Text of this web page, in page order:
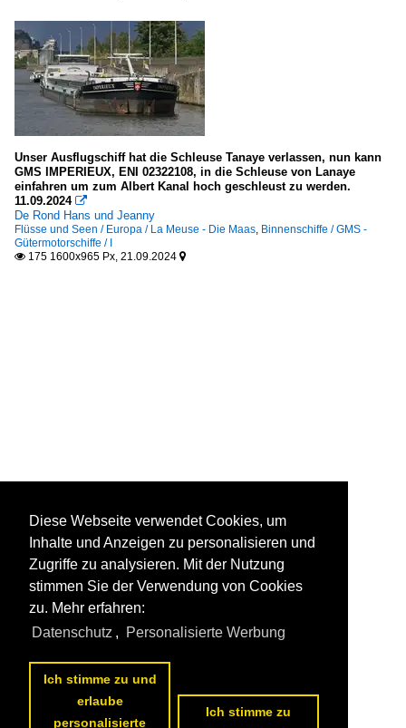
Unser Ausflugschiff hat die Schleuse Tanaye verlassen, nun kann
GMS IMPERIEUX, ENI 02322108, in die Schleuse von Lanaye
einfahren um zum Albert Kanal hoch geschleust zu werden.
11.09.2024 
De Rond Hans und Jeanny
Flüsse und Seen / Europa / La Meuse - Die Maas, Binnenschiffe / GMS -
Gütermotorschiffe / I
 175 1600x965 Px, 21.09.2024 
Diese Webseite verwendet Cookies, um
Inhalte und Anzeigen zu personalisieren und
Zugriffe zu analysieren. Mit der Nutzung
stimmen Sie der Verwendung von Cookies
zu. Mehr erfahren:
Datenschutz , Personalisierte Werbung
Ich stimme zu und
erlaube
personalisierte
Ich stimme zu